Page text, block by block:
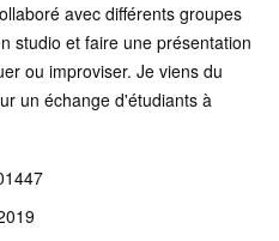
avec différents groupes
studio et faire une présentation
ou improviser. Je viens du
un échange d'étudiants à